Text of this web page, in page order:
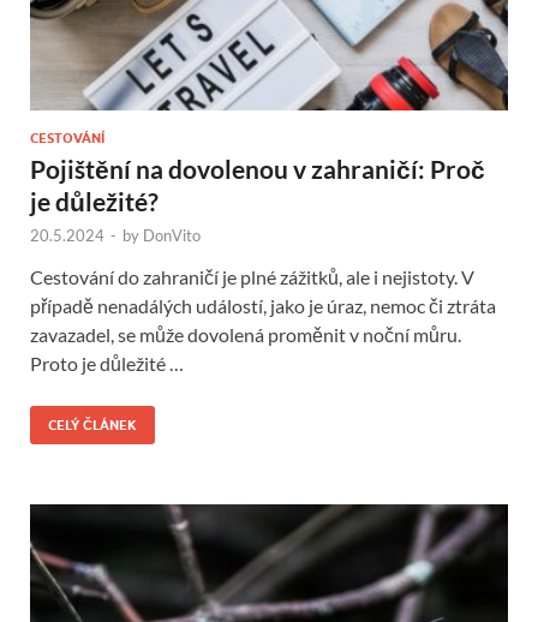
CESTOVÁNÍ
Pojištění na dovolenou v zahraničí: Proč
je důležité?
20.5.2024 - by DonVito
Cestování do zahraničí je plné zážitků, ale i nejistoty. V
případě nenadálých událostí, jako je úraz, nemoc či ztráta
zavazadel, se může dovolená proměnit v noční můru.
Proto je důležité …
CELÝ ČLÁNEK